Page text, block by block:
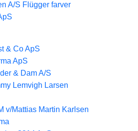
A/S Flügger farver
& Co ApS
ApS
& Dam A/S
Lemvigh Larsen
v/Mattias Martin Karlsen